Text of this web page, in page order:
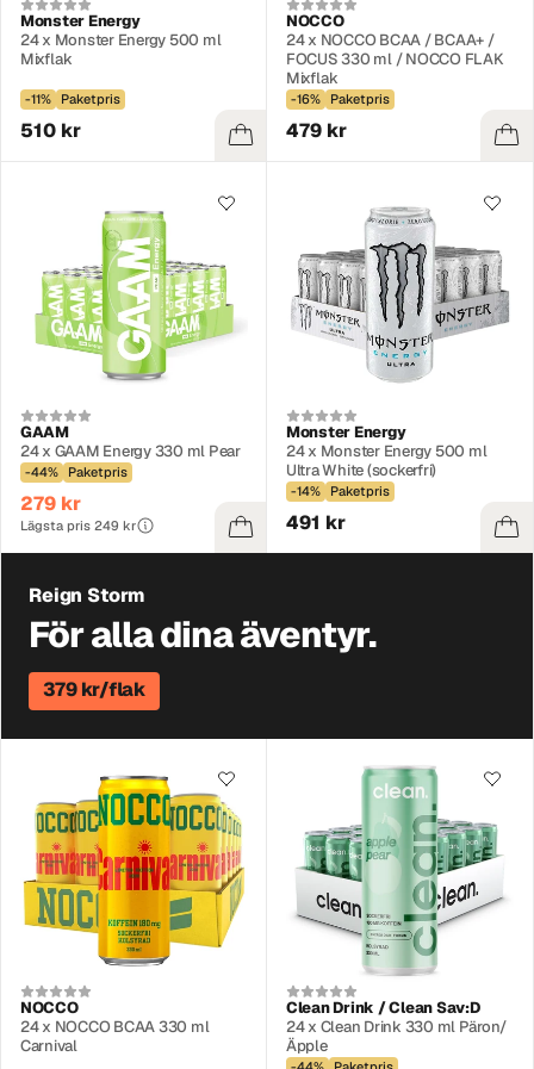
Monster Energy
24 x Monster Energy 500 ml
Mixflak
-11% Paketpris
510 kr
NOCCO
24 x NOCCO BCAA / BCAA+ /
FOCUS 330 ml / NOCCO FLAK
Mixflak
-16% Paketpris
479 kr
GAAM
24 x GAAM Energy 330 ml Pear
-44% Paketpris
279 kr
Lägsta pris 249 kr
Monster Energy
24 x Monster Energy 500 ml
Ultra White (sockerfri)
-14% Paketpris
491 kr
NOCCO
24 x NOCCO BCAA 330 ml
Carnival
Clean Drink / Clean Sav:D
24 x Clean Drink 330 ml Päron/
Äpple
Reign Storm
För alla dina äventyr.
379 kr/flak